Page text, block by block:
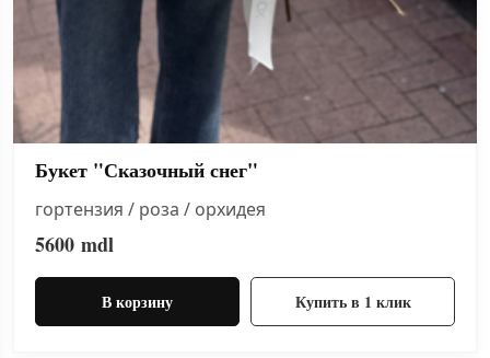
Букет "Сказочный снег"
гортензия / роза / орхидея
5600 mdl
В корзину Купить в 1 клик